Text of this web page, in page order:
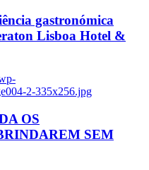
gastronómica
Lisboa Hotel &
2-335x256.jpg
OS
SEM